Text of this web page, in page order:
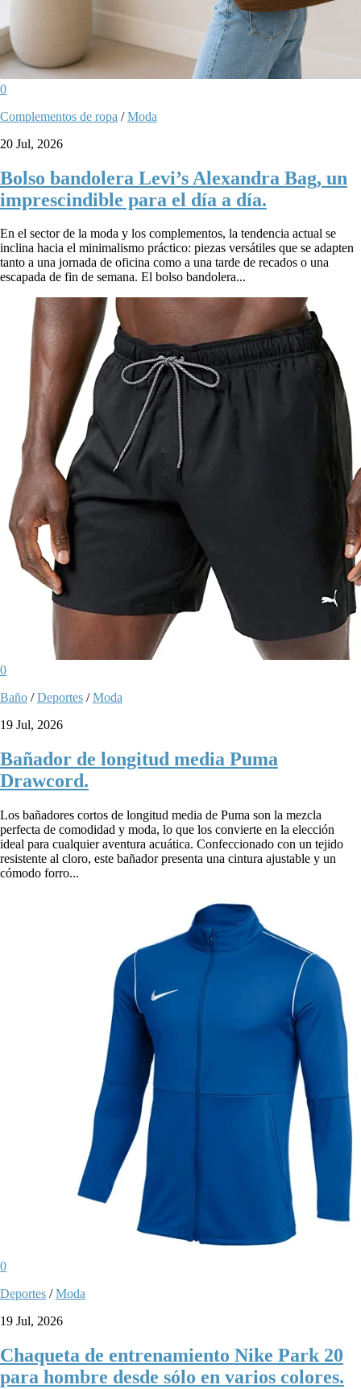
0
Complementos de ropa /Moda
20 Jul, 2026
Bolso bandolera Levi’s Alexandra Bag, un
imprescindible para el día a día.
En el sector de la moda y los complementos, la tendencia actual se
inclina hacia el minimalismo práctico: piezas versátiles que se adapten
tanto a una jornada de oficina como a una tarde de recados o una
escapada de fin de semana. El bolso bandolera...
0
Baño /Deportes /Moda
19 Jul, 2026
Bañador de longitud media Puma
Drawcord.
Los bañadores cortos de longitud media de Puma son la mezcla
perfecta de comodidad y moda, lo que los convierte en la elección
ideal para cualquier aventura acuática. Confeccionado con un tejido
resistente al cloro, este bañador presenta una cintura ajustable y un
cómodo forro...
0
Deportes /Moda
19 Jul, 2026
Chaqueta de entrenamiento Nike Park 20
para hombre desde sólo en varios colores.